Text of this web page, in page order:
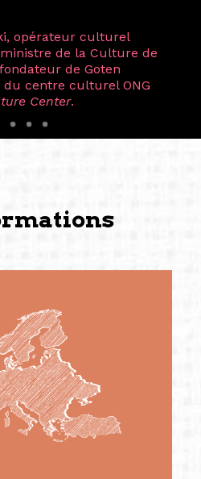
opérateur culturel
de la Culture de
de Goten
centre culturel ONG
Center.